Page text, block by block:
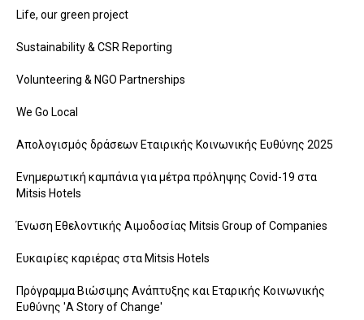
Life, our green project
Sustainability & CSR Reporting
Volunteering & NGO Partnerships
We Go Local
Απολογισμός δράσεων Εταιρικής Κοινωνικής Ευθύνης 2025
Ενημερωτική καμπάνια για μέτρα πρόληψης Covid-19 στα
Mitsis Hotels
Ένωση Εθελοντικής Αιμοδοσίας Mitsis Group of Companies
Ευκαιρίες καριέρας στα Mitsis Hotels
Πρόγραμμα Βιώσιμης Ανάπτυξης και Εταρικής Κοινωνικής
Ευθύνης 'A Story of Change'